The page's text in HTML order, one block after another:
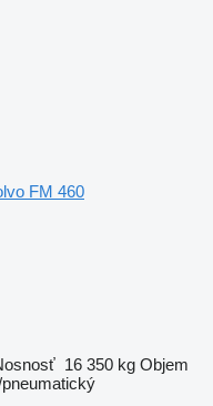
FM 460
16 350 kg Objem